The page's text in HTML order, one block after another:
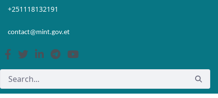
Skip to Main Content
Open Accessibility Menu
+251118132191
contact@mint.gov.et